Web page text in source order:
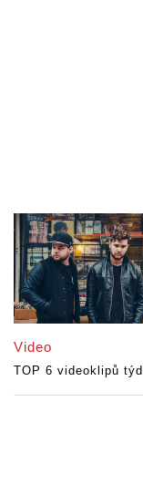
Video
TOP 6 videoklipů